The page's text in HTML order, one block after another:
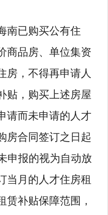
南已购买公有住
商品房、单位集资
房，不得再申请人
贴，购买上述房屋
请而未申请的人才
房合同签订之日起
申报的视为自动放
当月的人才住房租
赁补贴保障范围，